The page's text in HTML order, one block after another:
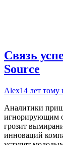
Связь
Source
Alex14 лет тому
Аналитики
игнорирующим
грозит
инноваций